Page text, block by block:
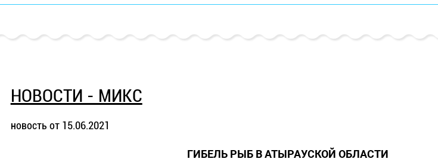
НОВОСТИ - МИКС
новость от 15.06.2021
ГИБЕЛЬ РЫБ В АТЫРАУСКОЙ ОБЛАСТИ